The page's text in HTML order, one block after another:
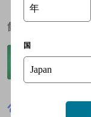
飲めるお酒
年
国